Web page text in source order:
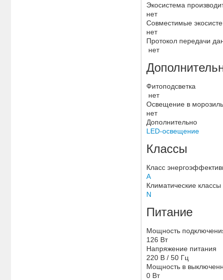
Экосистема
нет
Совместимые
нет
Протокол передачи
нет
Фитоподсветка
нет
Освещение в
нет
Дополнительно
LED-освещение
Классы
Класс
A
Климатические классы
N
Питание
Мощность
126 Вт
Напряжение питания
220 В / 50 Гц
Мощность в
0 Вт